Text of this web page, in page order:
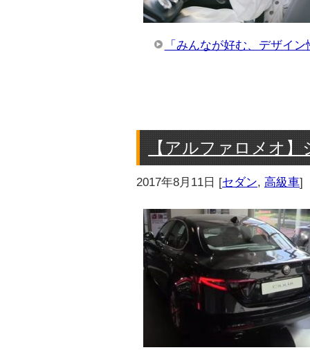
「みんなが好む、デザイ
【アルファロメオ
2017年8月11日 [セダン, 高級車]